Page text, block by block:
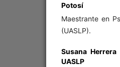
Potosí
Maestrante en
(UASLP).
Susana
UASLP